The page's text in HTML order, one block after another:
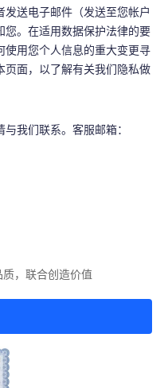
送电子邮件（发送至您帐户
您。在适用数据保护法律的要
使用您个人信息的重大变更寻
页面，以了解有关我们隐私做
我们联系。客服邮箱：
，联合创造价值